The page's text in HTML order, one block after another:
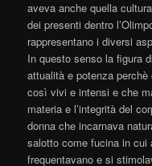
aveva anche quella
dei presenti dentro
rappresentano i diversi
In questo senso la figura
attualità e potenza
così vivi e intensi e che
materia e l’integrità del
donna che incarnava
salotto come fucina in
frequentavano e si